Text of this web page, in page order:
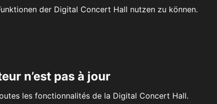
der Digital Concert Hall nutzen zu können.
n’est pas à jour
les fonctionnalités de la Digital Concert Hall.